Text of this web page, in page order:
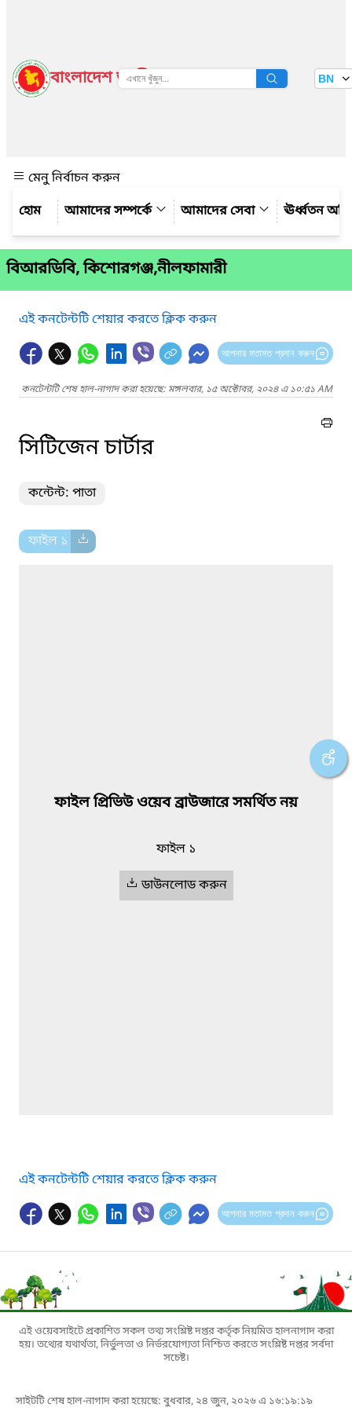
বাংলাদেশ জাতীয় তথ্য বাতায়ন BN
মেনু নির্বাচন করুন
আমাদের সম্পর্কে
আমাদের সেবা ঊর্ধ্বতন
বিআরডিবি, কিশোরগঞ্জ,নীলফামারী
এই কনটেন্টটি শেয়ার করতে ক্লিক করুন
আপনার মতামত প্রদান করুন
কনটেন্টটি শেষ হাল-নাগাদ করা হয়েছে: মঙ্গলবার, ১৫ অক্টোবর, ২০২৪ এ ১০:৫১ AM
সিটিজেন চার্টার
কন্টেন্ট: পাতা
ফাইল ১
ফাইল প্রিভিউ ওয়েব ব্রাউজারে সমর্থিত নয়
ফাইল ১
ডাউনলোড করুন
এই কনটেন্টটি শেয়ার করতে ক্লিক করুন
আপনার মতামত প্রদান করুন
এই ওয়েবসাইটে প্রকাশিত সকল তথ্য সংশ্লিষ্ট দপ্তর কর্তৃক নিয়মিত হালনাগাদ করা
হয়। তথ্যের যথার্থতা, নির্ভুলতা ও নির্ভরযোগ্যতা নিশ্চিত করতে সংশ্লিষ্ট দপ্তর সর্বদা
সচেষ্ট।
সাইটটি শেষ হাল-নাগাদ করা হয়েছে: বুধবার, ২৪ জুন, ২০২৬ এ ১৬:১৯:১৯